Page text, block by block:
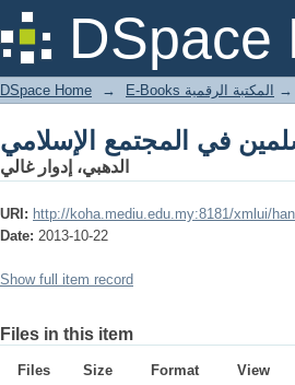
DSpace
DSpace Home → → المكتبة الرقمية
الدهبي، إدوار غالي
URI: http://koha.mediu.edu.my:8181/xmlui/
Date: 2013-10-22
Show full item record
Files in this item
Files Size Format
View